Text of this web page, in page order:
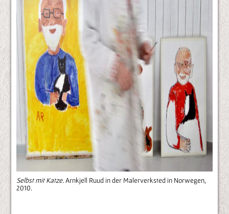
Selbst mit Katze. Arnkjell Ruud in der Malerverksted in Norwegen,
2010.